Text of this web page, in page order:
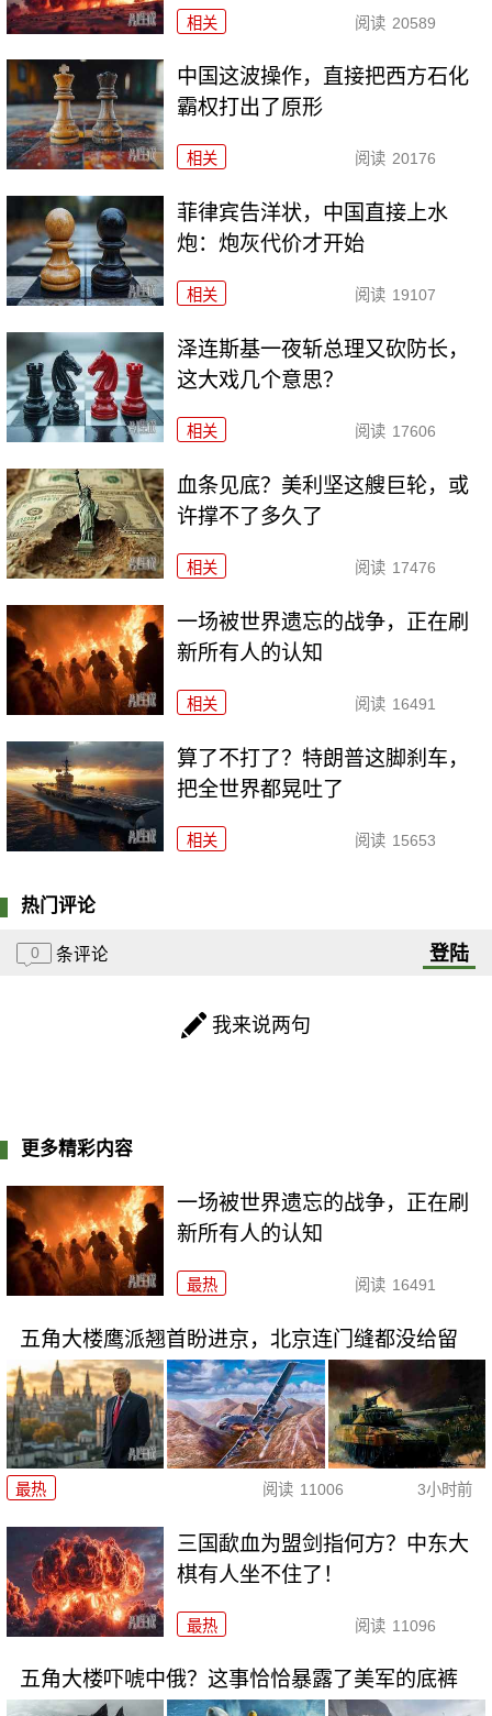
相关 阅读 20589
中国这波操作，直接把西方石化
霸权打出了原形
相关 阅读 20176
菲律宾告洋状，中国直接上水
炮：炮灰代价才开始
相关 阅读 19107
泽连斯基一夜斩总理又砍防长，
这大戏几个意思？
相关 阅读 17606
血条见底？美利坚这艘巨轮，或
许撑不了多久了
相关 阅读 17476
一场被世界遗忘的战争，正在刷
新所有人的认知
相关 阅读 16491
算了不打了？特朗普这脚刹车，
把全世界都晃吐了
相关 阅读 15653
热门评论
0 条评论 登陆
我来说两句
更多精彩内容
一场被世界遗忘的战争，正在刷
新所有人的认知
最热 阅读 16491
五角大楼鹰派翘首盼进京，北京连门缝都没给留
最热 阅读 11006 3小时前
三国歃血为盟剑指何方？中东大
棋有人坐不住了！
最热 阅读 11096
五角大楼吓唬中俄？这事恰恰暴露了美军的底裤